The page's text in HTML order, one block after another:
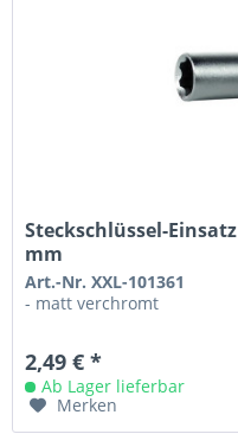
Steckschlüssel-
mm
Art.-Nr. XXL-101361
- matt verchromt
2,49 € *
Ab Lager lieferbar
Merken